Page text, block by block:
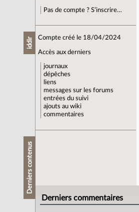
Pas de compte ? S’inscrire…
iddir Compte créé le 18/04/2024
Accès aux derniers
journaux
dépêches
liens
messages sur les forums
entrées du suivi
ajouts au wiki
commentaires
Derniers contenus
Derniers commentaires